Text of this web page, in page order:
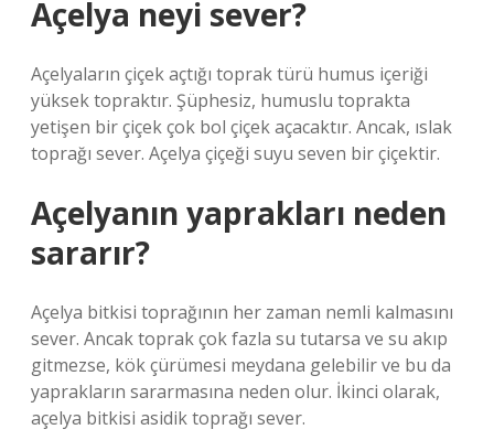
Açelya neyi sever?
Açelyaların çiçek açtığı toprak türü humus içeriği
yüksek topraktır. Şüphesiz, humuslu toprakta
yetişen bir çiçek çok bol çiçek açacaktır. Ancak, ıslak
toprağı sever. Açelya çiçeği suyu seven bir çiçektir.
Açelyanın yaprakları neden
sararır?
Açelya bitkisi toprağının her zaman nemli kalmasını
sever. Ancak toprak çok fazla su tutarsa ​​ve su akıp
gitmezse, kök çürümesi meydana gelebilir ve bu da
yaprakların sararmasına neden olur. İkinci olarak,
açelya bitkisi asidik toprağı sever.